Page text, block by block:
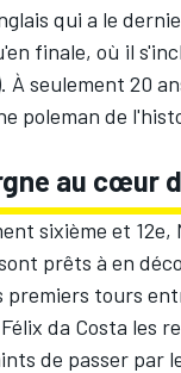
qui a le
finale, où il
À seulement 20
poleman de
au cœur
sixième et 12e,
prêts à en
premiers tours
da Costa les
de passer par